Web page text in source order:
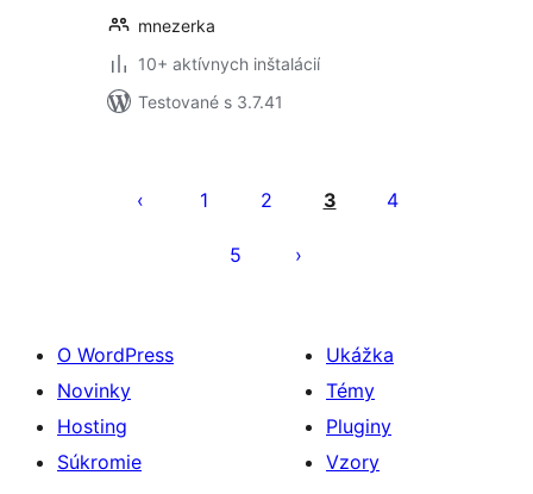
mnezerka
10+ aktívnych inštalácií
Testované s 3.7.41
príspevkov
1 2 3 4
5
O WordPress
Novinky
Hosting
Súkromie
Ukážka
Témy
Pluginy
Vzory